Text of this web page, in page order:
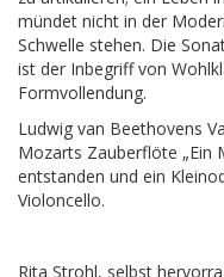
mündet nicht in der
Schwelle stehen. Die
ist der Inbegriff von
Formvollendung.
Ludwig van Beethovens
Mozarts Zauberflöte „Ein
entstanden und ein
Violoncello.
Rita Strohl, selbst